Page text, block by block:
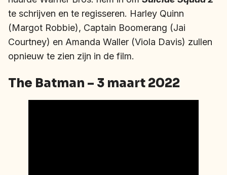
te schrijven en te regisseren. Harley Quinn
(Margot Robbie), Captain Boomerang (Jai
Courtney) en Amanda Waller (Viola Davis) zullen
opnieuw te zien zijn in de film.
The Batman – 3 maart 2022